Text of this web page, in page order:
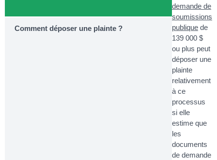
Comment déposer une plainte ?
demande de
soumissions
publique de
139 000 $
ou plus peut
déposer une
plainte
relativement
à ce
processus
si elle
estime que
les
documents
de demande